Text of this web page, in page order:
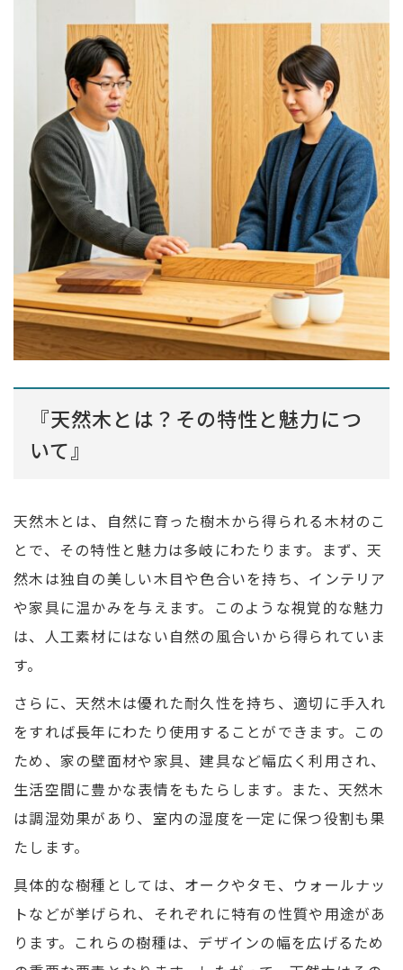
『天然木とは？その特性と魅力につ
いて』
天然木とは、自然に育った樹木から得られる木材のこ
とで、その特性と魅力は多岐にわたります。まず、天
然木は独自の美しい木目や色合いを持ち、インテリア
や家具に温かみを与えます。このような視覚的な魅力
は、人工素材にはない自然の風合いから得られていま
す。
さらに、天然木は優れた耐久性を持ち、適切に手入れ
をすれば長年にわたり使用することができます。この
ため、家の壁面材や家具、建具など幅広く利用され、
生活空間に豊かな表情をもたらします。また、天然木
は調湿効果があり、室内の湿度を一定に保つ役割も果
たします。
具体的な樹種としては、オークやタモ、ウォールナッ
トなどが挙げられ、それぞれに特有の性質や用途があ
ります。これらの樹種は、デザインの幅を広げるため